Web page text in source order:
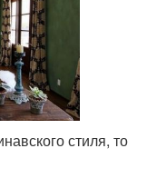
стиля, то